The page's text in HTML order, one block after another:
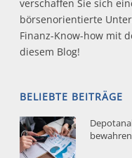
verschaffen Sie sich
börsenorientierte
Finanz-Know-how mit
diesem Blog!
BELIEBTE BEITRÄGE